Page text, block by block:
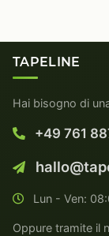
TAPELINE
Hai bisogno di
+49 761
Lun - Ven:
Oppure tramite il